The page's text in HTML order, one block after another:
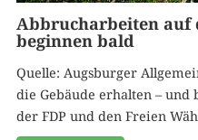
Abbrucharbeiten auf
beginnen bald
Quelle: Augsburger
die Gebäude erhalten –
der FDP und den Freien